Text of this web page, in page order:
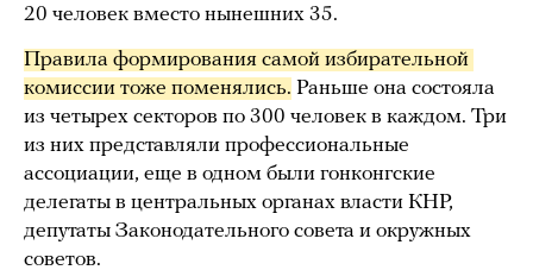
20 человек вместо нынешних 35.
Правила формирования самой избирательной
комиссии тоже поменялись. Раньше она состояла
из четырех секторов по 300 человек в каждом. Три
из них представляли профессиональные
ассоциации, еще в одном были гонконгские
делегаты в центральных органах власти КНР,
депутаты Законодательного совета и окружных
советов.